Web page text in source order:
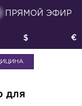
ПРЯМОЙ ЭФИР
$ €
для